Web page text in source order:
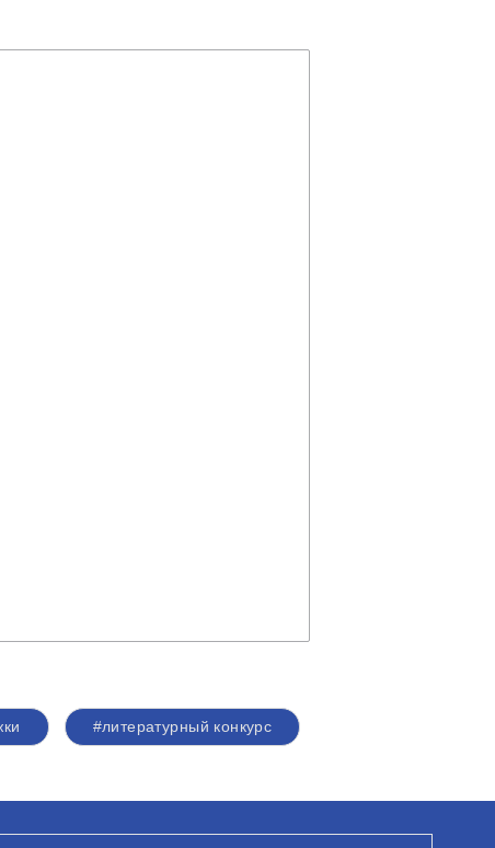
#литературный конкурс